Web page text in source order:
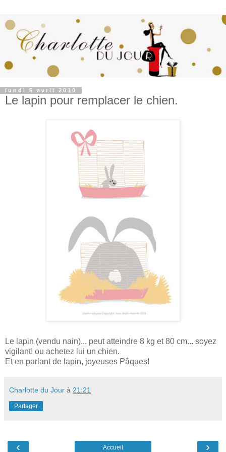
lundi 5 avril 2010
Le lapin pour remplacer le chien.
Le lapin (vendu nain)... peut atteindre 8 kg et 80 cm... soyez
vigilant! ou achetez lui un chien.
Et en parlant de lapin, joyeuses Pâques!
Charlotte du Jour à 21:21
Partager
‹ ›
Accueil